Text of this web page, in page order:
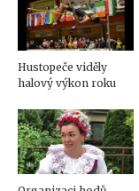
Hustopeče viděly
halový výkon roku